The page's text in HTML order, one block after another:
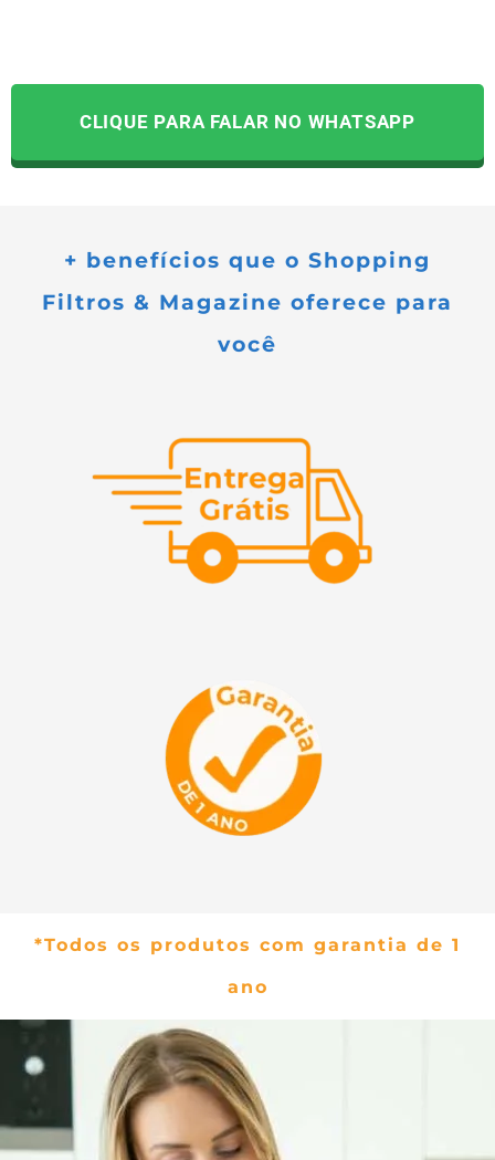
CLIQUE PARA FALAR NO WHATSAPP
+ benefícios que o Shopping
Filtros & Magazine oferece para
você
*Todos os produtos com garantia de 1
ano